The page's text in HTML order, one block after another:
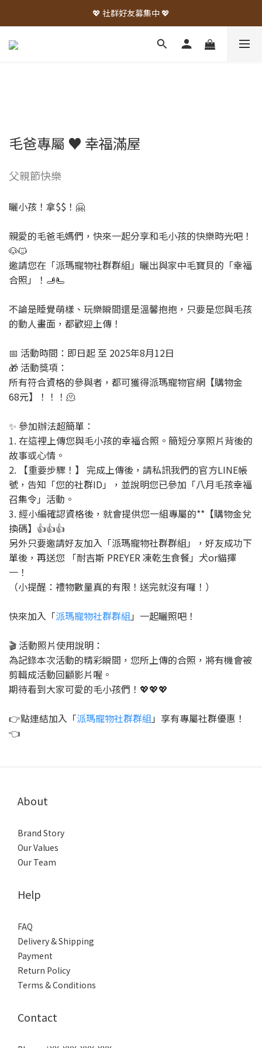
💖 社群好友募集中 💖
毛爸專屬 ♥ 幸福滿屋
父親節快樂
曬小孩！拿$$！🤗
親愛的毛爸毛媽們，快來一起分享和毛小孩的快樂時光吧！
🐶🐱
邀請您在「派瑪寵物社群群組」曬出與家中毛寶貝的「幸福
合照」！🫸🫷
不論是睡覺萌樣、玩樂瞬間還是溫馨抱抱，只要是您與毛孩
的動人畫面，都歡迎上傳！
📅 活動時間：即日起 至 2025年8月12日
🎁 活動獎項：
所有符合資格的參與者，都可獲得派瑪寵物官網【購物金
68元】！！！🫠
✨ 參加辦法超簡單：
1. 在這裡上傳您與毛小孩的幸福合照。簡短分享照片背後的
故事或心情。
2. 【重要步驟！】 完成上傳後，請私訊我們的官方LINE帳
號，告知「您的社群ID」，並說明您已參加「八月毛孩幸福
召集令」活動。
3. 經小編確認資格後，就會提供您一組專屬的**【購物金兌
換碼】👍👍👍
另外只要邀請好友加入「派瑪寵物社群群組」，好友成功下
單後，再送您 「耐吉斯 PREYER 凍乾生食餐」犬or貓擇
一！
（小提醒：禮物數量真的有限！送完就沒有囉！）
快來加入「派瑪寵物社群群組 」一起曬照吧！
🎬 活動照片使用說明：
為記錄本次活動的精彩瞬間，您所上傳的合照，將有機會被
剪輯成活動回顧影片喔。
期待看到大家可愛的毛小孩們！💖💖💖
👉點連結加入「派瑪寵物社群群組 」享有專屬社群優惠！
👈
About
Brand Story
Our Values
Our Team
Help
FAQ
Delivery & Shipping
Payment
Return Policy
Terms & Conditions
Contact